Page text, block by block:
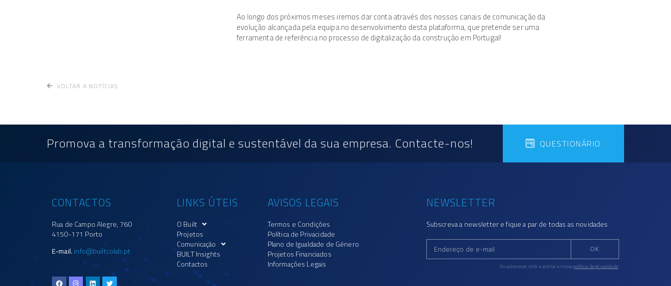
Ao longo dos próximos meses iremos dar conta através dos nossos canais de comunicação da
evolução alcançada pela equipa no desenvolvimento desta plataforma, que pretende ser uma
ferramenta de referência no processo de digitalização da construção em Portugal!
VOLTAR A NOTÍCIAS
Promova a transformação digital e sustentável da sua empresa. Contacte-nos! QUESTIONÁRIO
CONTACTOS
Rua de Campo Alegre, 760
4150-171 Porto
E-mail.info@builtcolab.pt
LINKS ÚTEIS
O Built
Projetos
Comunicação
BUILT Insights
Contactos
AVISOS LEGAIS
Termos e Condições
Política de Privacidade
Plano de Igualdade de Género
Projetos Financiados
Informações Legais
NEWSLETTER
Subscreva a newsletter e fique a par de todas as novidades
OK
Ao subscrever, está a aceitar a nossapolítica de privacidade.